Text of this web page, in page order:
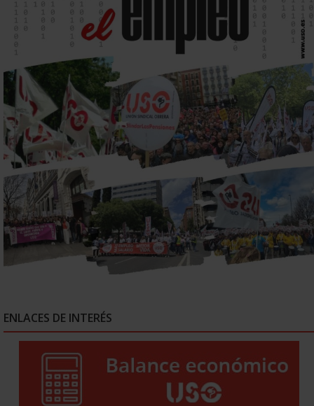
ENLACES DE INTERÉS